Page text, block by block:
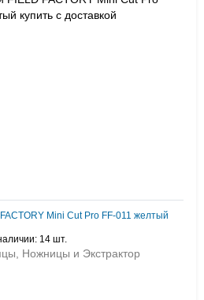
Mini Cut Pro FF-011 желтый
14 шт.
Ножницы и Экстрактор